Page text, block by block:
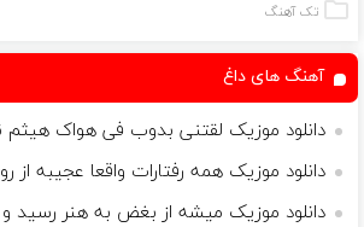
تک آهنگ
آهنگ های داغ
دانلود موزیک لقتنی بدوب فی هواک هیثم
دانلود موزیک ﻫﻤﻪ رﻓﺘﺎرات واﻗﻌﺎ ﻋﺠﻴﺒﻪ از
دانلود موزیک میشه از بغض به هنر رسید